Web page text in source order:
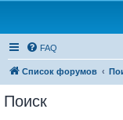
FAQ
Список форумов
Поиск